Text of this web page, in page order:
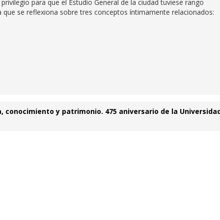
para que el Estudio General de la ciudad tuviese rango
se reflexiona sobre tres conceptos íntimamente relacionados:
conocimiento y patrimonio. 475 aniversario de la